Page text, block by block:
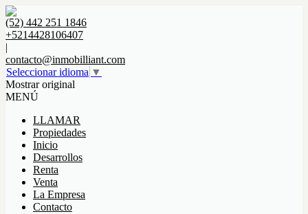
(52) 442 251 1846
+5214428106407
|
contacto@inmobilliant.com
Seleccionar idioma ▼
Mostrar original
MENÚ
LLAMAR
Propiedades
Inicio
Desarrollos
Renta
Venta
La Empresa
Contacto